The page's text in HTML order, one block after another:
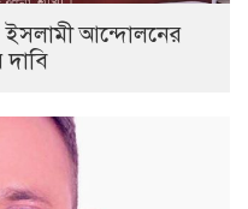
ইসলামী আন্দোলনের